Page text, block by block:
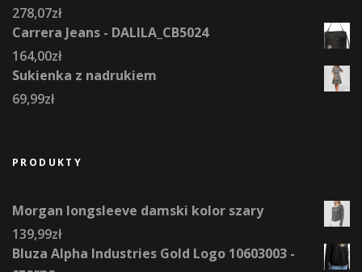
278,07zł
Carrera Jeans - DALILA_CB5024
164,00zł
Sukienka z nadrukiem
69,99zł
PRODUKTY
Morgan longsleeve damski kolor szary
139,99zł
Bluza Alpha Industries Gold Logo 10603003 -